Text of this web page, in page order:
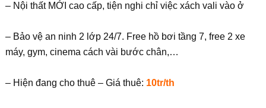
– Nội thất MỚI cao cấp, tiện nghi chỉ việc xách vali vào ở
– Bảo vệ an ninh 2 lớp 24/7. Free hồ bơi tầng 7, free 2 xe
máy, gym, cinema cách vài bước chân,…
– Hiện đang cho thuê – Giá thuê: 10tr/th